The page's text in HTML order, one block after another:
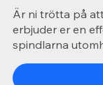
Är ni trötta på
erbjuder er en
spindlarna